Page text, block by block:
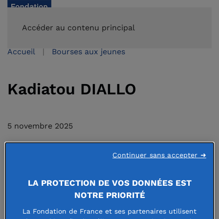
Accéder au contenu principal
Accueil Bourses aux jeunes
Kadiatou DIALLO
5 novembre 2025
LA PROTECTION DE VOS DONNÉES EST
NOTRE PRIORITÉ
La Fondation de France et ses partenaires utilisent
Continuer sans accepter ➜